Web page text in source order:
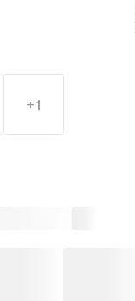
+1